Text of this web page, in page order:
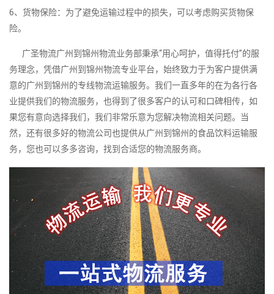
6、货物保险：为了避免运输过程中的损失，可以考虑购买货物保
险。
广圣物流广州到锦州物流业务部秉承“用心呵护，值得托付”的服
务理念，凭借广州到锦州物流专业平台，始终致力于为客户提供满
意的广州到锦州的专线物流运输服务。我们一直多年的在为各行各
业提供我们的物流服务，也得到了很多客户的认可和口碑相传，如
果您有意向选择我们，我们非常乐意为您解决物流相关问题。当
然，还有很多好的物流公司也提供从广州到锦州的食品饮料运输服
务，您也可以多多咨询，找到合适您的物流服务商。